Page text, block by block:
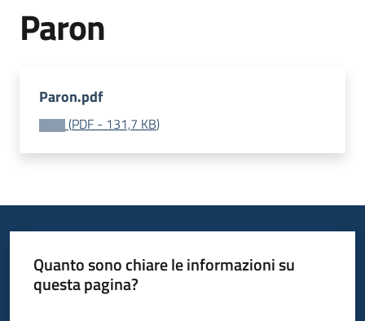
Paron
Paron.pdf
(PDF - 131,7 KB)
Quanto sono chiare le informazioni su
questa pagina?